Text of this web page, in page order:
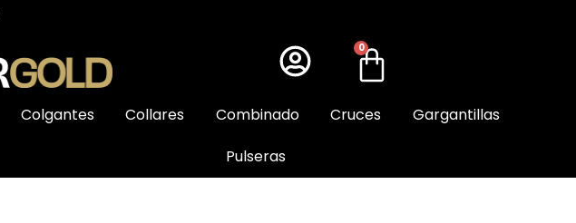
0
Colgantes Collares Combinado Cruces
Gargantillas
Pulseras